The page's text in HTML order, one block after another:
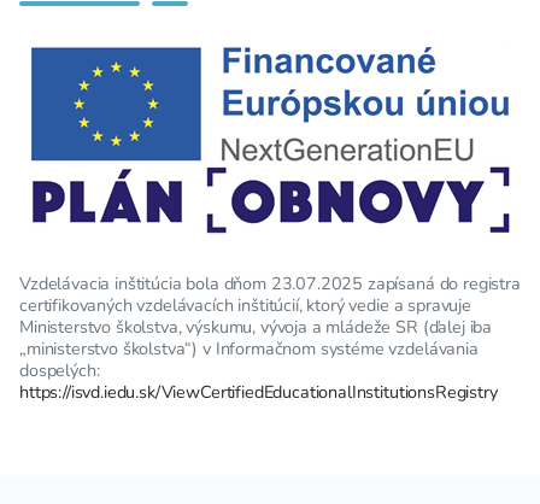
Vzdelávacia inštitúcia bola dňom 23.07.2025 zapísaná do registra
certifikovaných vzdelávacích inštitúcií, ktorý vedie a spravuje
Ministerstvo školstva, výskumu, vývoja a mládeže SR (ďalej iba
„ministerstvo školstva“) v Informačnom systéme vzdelávania
dospelých:
https://isvd.iedu.sk/ViewCertifiedEducationalInstitutionsRegistry